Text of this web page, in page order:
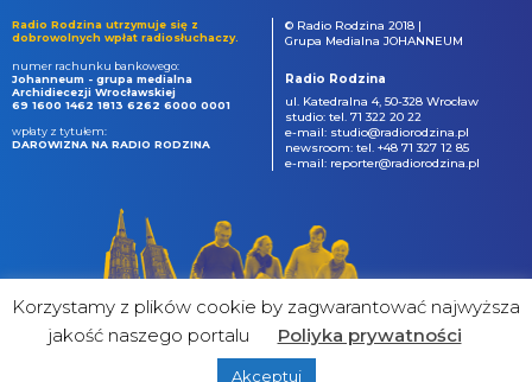
Radio Rodzina utrzymuje się z
dobrowolnych wpłat radiosłuchaczy.
numer rachunku bankowego:
Johanneum - grupa medialna
Archidiecezji Wrocławskiej
69 1600 1462 1813 6262 6000 0001
wpłaty z tytułem:
DAROWIZNA NA RADIO RODZINA
© Radio Rodzina 2018 |
Grupa Medialna JOHANNEUM
Radio Rodzina
ul. Katedralna 4, 50-328 Wrocław
studio: tel. 71 322 20 22
e-mail: studio@radiorodzina.pl
newsroom: tel. +48 71 327 12 85
e-mail: reporter@radiorodzina.pl
Korzystamy z plików cookie by zagwarantować najwyższa
jakość naszego portalu
Poliyka prywatności
Akceptuj